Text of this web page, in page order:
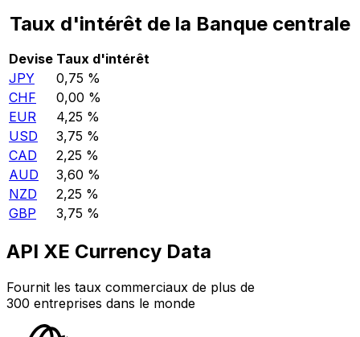
Taux d'intérêt de la Banque centrale
Devise Taux d'intérêt
JPY
0,75 %
CHF
0,00 %
EUR
4,25 %
USD
3,75 %
CAD
2,25 %
AUD
3,60 %
NZD
2,25 %
GBP
3,75 %
API XE Currency Data
Fournit les taux commerciaux de plus de
300 entreprises dans le monde